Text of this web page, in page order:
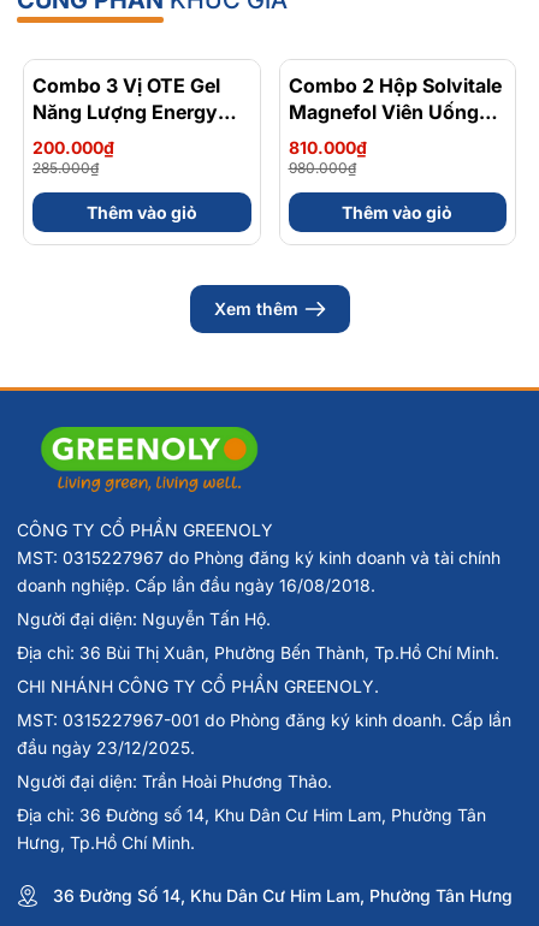
- 30%
Combo 3 Vị OTE Gel
Năng Lượng Energy
Gel Kết Hợp
Carbohydrate Điện Giải
56gram 82kcal
200.000₫
285.000₫
Thêm vào giỏ
- 17%
Combo 2 Hộp Solvitale
Magnefol Viên Uống
Magnesium
Bisglycinate + Vitamin
nhóm B (Hộp 30 Viên)
810.000₫
980.000₫
Thêm vào giỏ
Xem thêm
CÔNG TY CỔ PHẦN GREENOLY
MST: 0315227967 do Phòng đăng ký kinh doanh và tài chính
doanh nghiệp. Cấp lần đầu ngày 16/08/2018.
Người đại diện: Nguyễn Tấn Hộ.
Địa chỉ: 36 Bùi Thị Xuân, Phường Bến Thành, Tp.Hồ Chí Minh.
CHI NHÁNH CÔNG TY CỔ PHẦN GREENOLY.
MST: 0315227967-001 do Phòng đăng ký kinh doanh. Cấp lần
đầu ngày 23/12/2025.
Người đại diện: Trần Hoài Phương Thảo.
Địa chỉ: 36 Đường số 14, Khu Dân Cư Him Lam, Phường Tân
Hưng, Tp.Hồ Chí Minh.
36 Đường Số 14, Khu Dân Cư Him Lam, Phường Tân Hưng